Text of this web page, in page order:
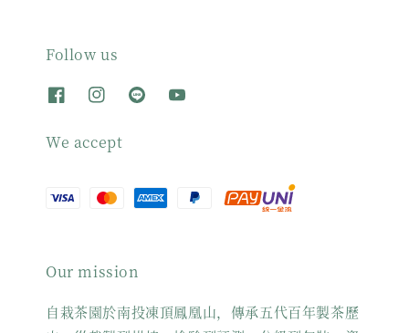
Follow us
We accept
Our mission
自栽茶園於南投凍頂鳳凰山，傳承五代百年製茶歷